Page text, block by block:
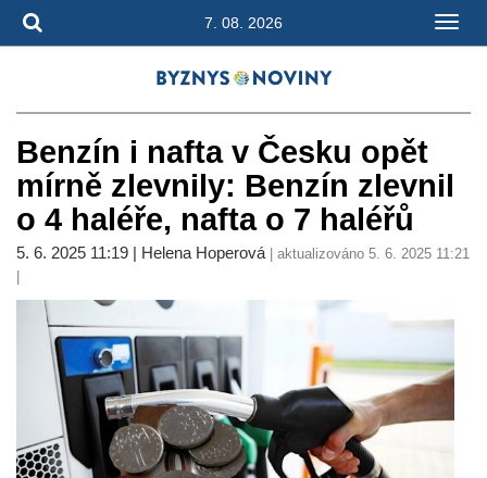
7. 08. 2026
Benzín i nafta v Česku opět
mírně zlevnily: Benzín zlevnil
o 4 haléře, nafta o 7 haléřů
5. 6. 2025 11:19 | Helena Hoperová| aktualizováno 5. 6. 2025 11:21